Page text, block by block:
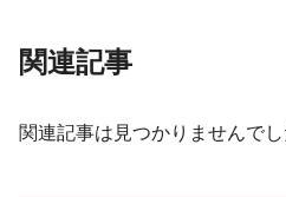
関連記事
関連記事は見つかりませんでし